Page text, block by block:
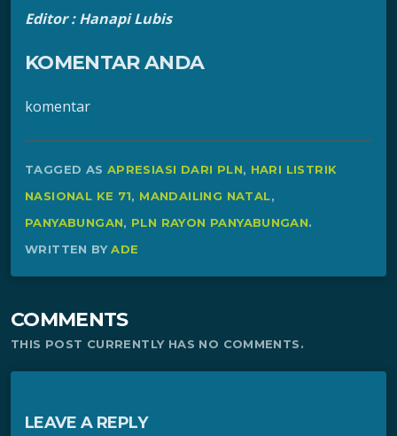
Editor : Hanapi Lubis
KOMENTAR ANDA
komentar
TAGGED AS APRESIASI DARI PLN, HARI LISTRIK
NASIONAL KE 71, MANDAILING NATAL,
PANYABUNGAN, PLN RAYON PANYABUNGAN.
WRITTEN BYADE
COMMENTS
THIS POST CURRENTLY HAS NO COMMENTS.
LEAVE A REPLY